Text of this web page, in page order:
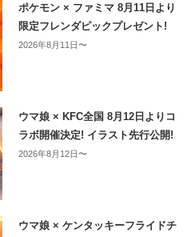
ポケモン × ファミマ 8月11日より
限定フレンダピックプレゼント!
2026年8月11日〜
ウマ娘 × KFC全国 8月12日よりコ
ラボ開催決定! イラスト先行公開!
2026年8月12日〜
ウマ娘 × ケンタッキーフライドチ